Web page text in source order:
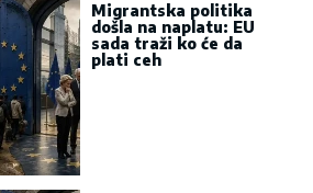
Migrantska politika
došla na naplatu: EU
sada traži ko će da
plati ceh